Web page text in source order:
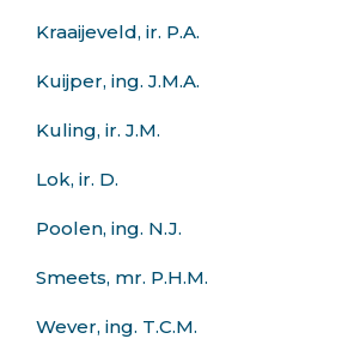
Kraaijeveld, ir. P.A.
Kuijper, ing. J.M.A.
Kuling, ir. J.M.
Lok, ir. D.
Poolen, ing. N.J.
Smeets, mr. P.H.M.
Wever, ing. T.C.M.